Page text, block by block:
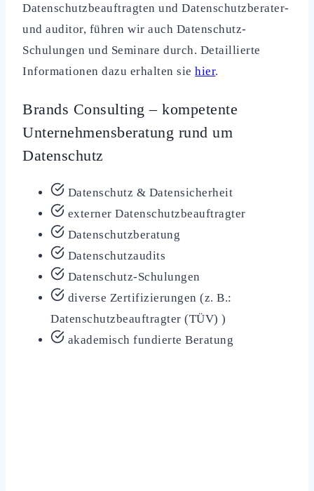
Datenschutzbeauftragten und Datenschutzberater-
und auditor, führen wir auch Datenschutz-
Schulungen und Seminare durch. Detaillierte
Informationen dazu erhalten siehier.
Brands Consulting – kompetente
Unternehmensberatung rund um
Datenschutz
Datenschutz & Datensicherheit
externer Datenschutzbeauftragter
Datenschutzberatung
Datenschutzaudits
Datenschutz-Schulungen
diverse Zertifizierungen (z. B.:
Datenschutzbeauftragter (TÜV) )
akademisch fundierte Beratung